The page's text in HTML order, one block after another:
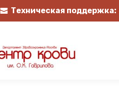
Техническая поддержка: